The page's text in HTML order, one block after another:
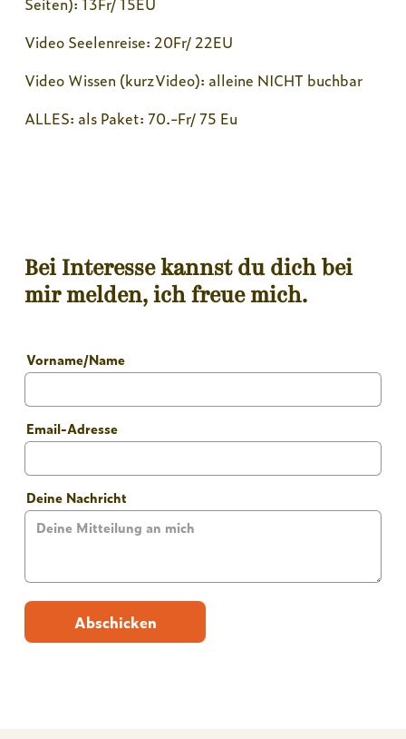
Video Seelenreise: 20Fr/ 22EU
Video Wissen (kurzVideo): alleine NICHT buchbar
ALLES: als Paket: 70.-Fr/ 75 Eu
Bei Interesse kannst du dich bei
mir melden, ich freue mich.
Vorname/Name
Email-Adresse
Deine Nachricht